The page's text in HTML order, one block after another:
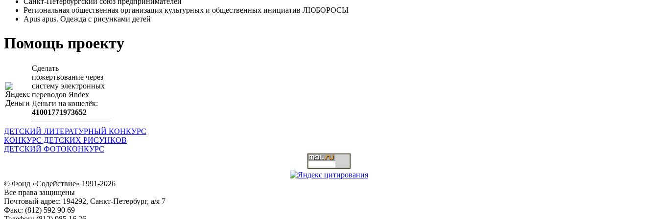
Региональная общественная организация культурных и общественных инициатив ЛЮБОРОСЫ
Apus apus. Одежда с рисунками детей
Помощь проекту
Сделать
пожертвование через
систeму элeктронных
пeрeводов Яndex
Деньги на кошeлёк:
41001771973652
ДЕТСКИЙ ЛИТЕРАТУРНЫЙ КОНКУРС
КОНКУРС ДЕТСКИХ РИСУНКОВ
ДЕТСКИЙ ФОТОКОНКУРС
© Фонд «Содействие» 1991-2026
Все права защищены
Почтовый адрес: 194292, Санкт-Петербург, а/я 7
Факс: (812) 592 90 69